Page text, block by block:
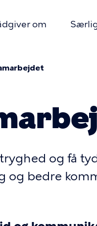
om
og få
og bedre